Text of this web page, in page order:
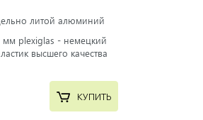
литой алюминий
мм plexiglas - немецкий
высшего качества
КУПИТЬ